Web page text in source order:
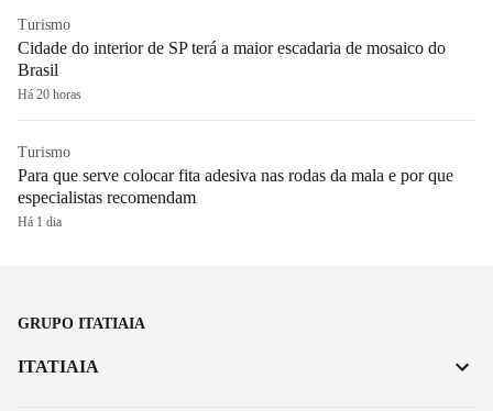
Turismo
Cidade do interior de SP terá a maior escadaria de mosaico do
Brasil
Há 20 horas
Turismo
Para que serve colocar fita adesiva nas rodas da mala e por que
especialistas recomendam
Há 1 dia
GRUPO ITATIAIA
ITATIAIA